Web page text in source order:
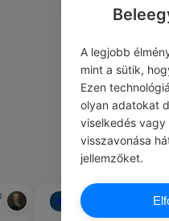
#IDÉZETEK FÁJDALOM
A legjobb
mint a sütik,
Ezen
olyan adatokat
viselkedés vagy
visszavonása
jellemzőket.